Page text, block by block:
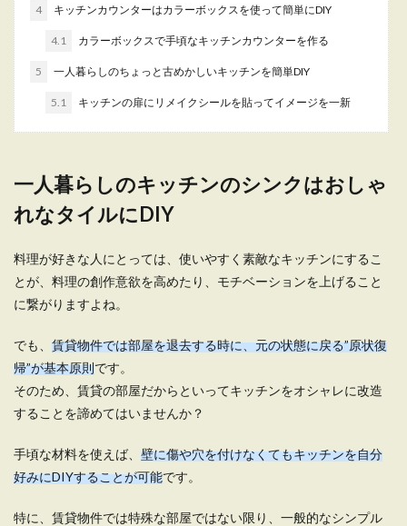
の平均的な頻度を知りたい
的にはすべて自分でしなくてはいけません。 他
自炊派なら野菜室付き
冷蔵庫を選べば良いのか、容量はどれくらいのサ
イズが使いや...
一人暮らしは砂糖と塩プラス他の便利
要かどうかで悩んでしまう時があります。量も多
一人暮らしの迷惑になりにくい洗濯時
4 キッチンカウンターはカラーボックスを使って簡単にDIY
4.1 カラーボックスで手頃なキッチンカウンターを作る
5 一人暮らしのちょっと古めかしいキッチンを簡単DIY
5.1 キッチンの扉にリメイクシールを貼ってイメージを一新
一人暮らしのキッチンのシンクはおしゃ
れなタイルにDIY
料理が好きな人にとっては、使いやすく素敵なキッチンにするこ
とが、料理の創作意欲を高めたり、モチベーションを上げること
に繋がりますよね。
でも、 賃貸物件では部屋を退去する時に、元の状態に戻る”原状復
帰”が基本原則です。
そのため、賃貸の部屋だからといってキッチンをオシャレに改造
することを諦めてはいませんか？
手頃な材料を使えば、 壁に傷や穴を付けなくてもキッチンを自分
好みにDIYすることが可能です。
特に、賃貸物件では特殊な部屋ではない限り、一般的なシンプル